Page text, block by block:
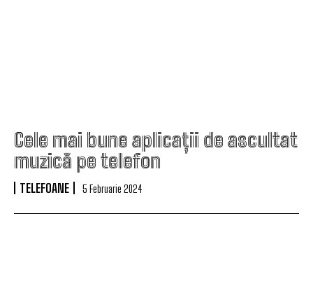
Cele mai bune aplicații de ascultat
muzică pe telefon
TELEFOANE 5 Februarie 2024